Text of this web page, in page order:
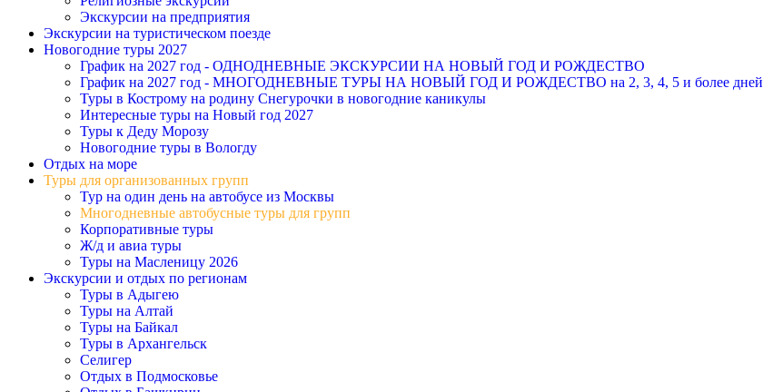
Экскурсии на предприятия
Экскурсии на туристическом поезде
Новогодние туры 2027
График на 2027 год - ОДНОДНЕВНЫЕ ЭКСКУРСИИ НА НОВЫЙ ГОД И РОЖДЕСТВО
График на 2027 год - МНОГОДНЕВНЫЕ ТУРЫ НА НОВЫЙ ГОД И РОЖДЕСТВО на 2, 3, 4, 5 и более дней
Туры в Кострому на родину Снегурочки в новогодние каникулы
Интересные туры на Новый год 2027
Туры к Деду Морозу
Новогодние туры в Вологду
Отдых на море
Туры для организованных групп
Тур на один день на автобусе из Москвы
Многодневные автобусные туры для групп
Корпоративные туры
Ж/д и авиа туры
Туры на Масленицу 2026
Экскурсии и отдых по регионам
Туры в Адыгею
Туры на Алтай
Туры на Байкал
Туры в Архангельск
Селигер
Отдых в Подмосковье